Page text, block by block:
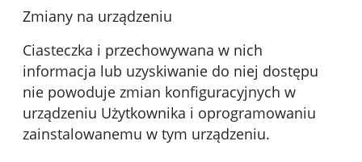
Zmiany na urządzeniu
Ciasteczka i przechowywana w nich
informacja lub uzyskiwanie do niej dostępu
nie powoduje zmian konfiguracyjnych w
urządzeniu Użytkownika i oprogramowaniu
zainstalowanemu w tym urządzeniu.